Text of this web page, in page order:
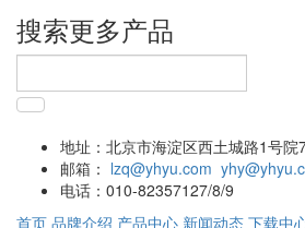
搜索更多产品
地址： 北京市海淀区西土城路1号院
邮箱： lzq@yhyu.com
电话： 010-82357127/8/9
首页 品牌介绍 产品中心 新闻动态 下载中